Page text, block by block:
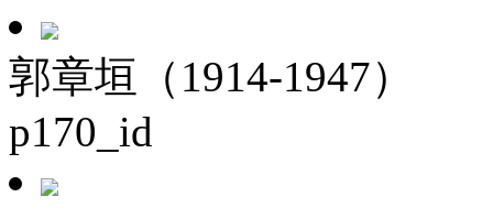
郭章垣（1914-1947）
p170_id